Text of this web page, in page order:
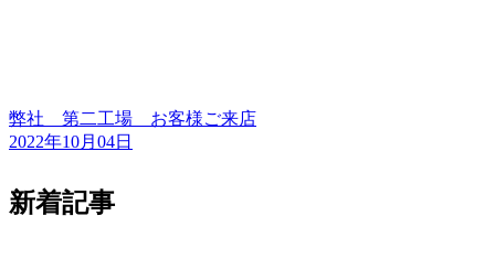
弊社 第二工場 お客様ご来店
2022年10月04日
新着記事